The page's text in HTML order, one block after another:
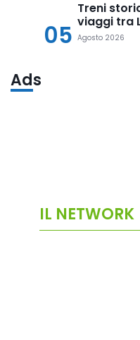
05
Treni
viaggi tra
Agosto 2026
Ads
IL NETWORK